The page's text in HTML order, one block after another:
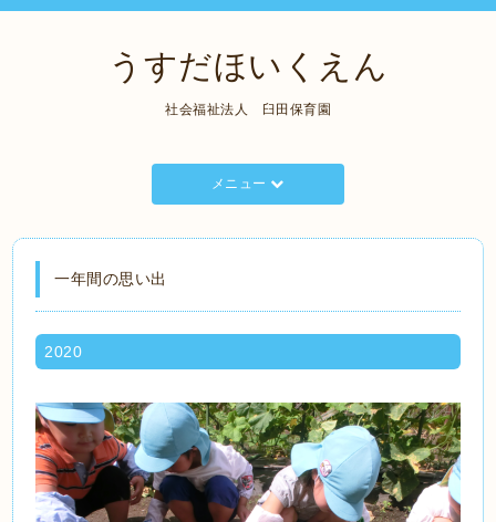
うすだほいくえん
社会福祉法人 臼田保育園
メニュー
一年間の思い出
2020